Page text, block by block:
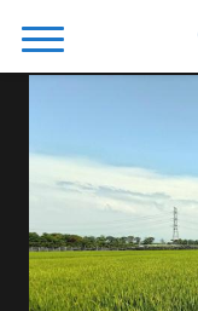
2026 台北降價好屋限量